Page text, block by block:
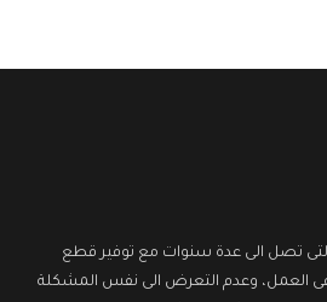
التى تصل الى عدة سنوات مع توفير قطع
فى العمل، وعدم التعرض الى نفس المشكلة